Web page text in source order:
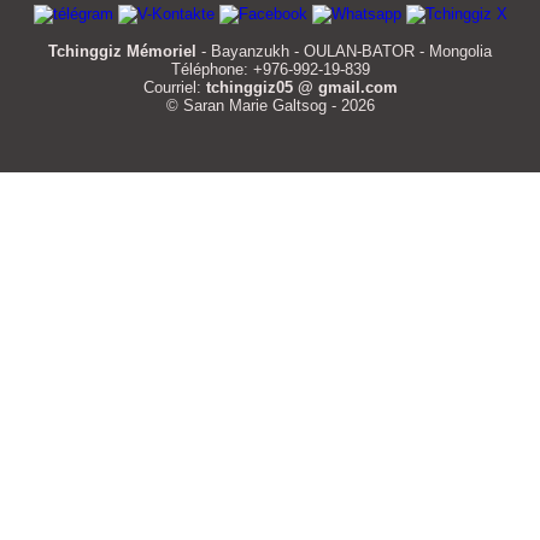
Tchinggiz Mémoriel - Bayanzukh - OULAN-BATOR - Mongolia
Téléphone: +976-992-19-839
Courriel: tchinggiz05 @ gmail.com
© Saran Marie Galtsog - 2026